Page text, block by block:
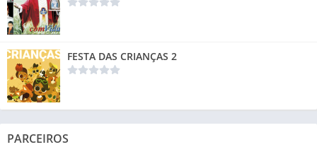
FESTA DAS CRIANÇAS 2
PARCEIROS